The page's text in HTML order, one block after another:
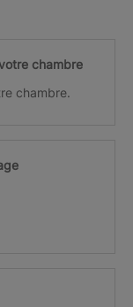
chambre
chambre.